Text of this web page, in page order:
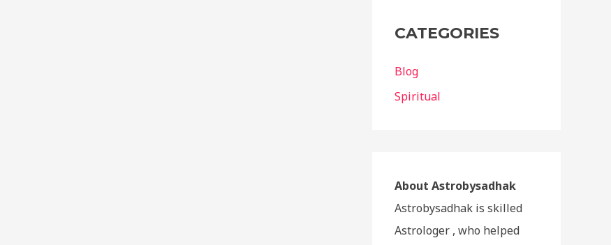
CATEGORIES
Blog
Spiritual
About Astrobysadhak
Astrobysadhak is skilled
Astrologer , who helped